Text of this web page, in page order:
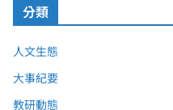
分類
人文生態
大事紀要
教研動態